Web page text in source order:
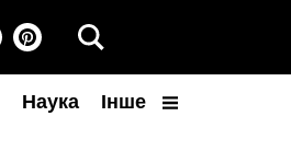
Наука Інше